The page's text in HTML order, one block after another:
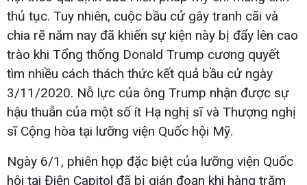
thủ tục. Tuy nhiên, cuộc bầu cử gây tranh cãi và
chia rẽ năm nay đã khiến sự kiện này bị đẩy lên cao
trào khi Tổng thống Donald Trump cương quyết
tìm nhiều cách thách thức kết quả bầu cử ngày
3/11/2020. Nỗ lực của ông Trump nhận được sự
hậu thuẫn của một số ít Hạ nghị sĩ và Thượng nghị
sĩ Cộng hòa tại lưỡng viện Quốc hội Mỹ.
Ngày 6/1, phiên họp đặc biệt của lưỡng viện Quốc
hội tại Điện Capitol đã bị gián đoạn khi hàng trăm